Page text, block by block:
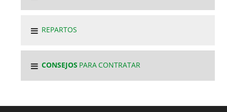
REPARTOS
CONSEJOS PARA CONTRATAR